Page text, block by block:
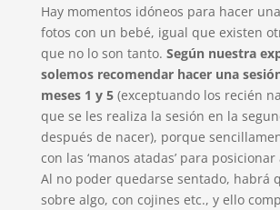
Hay momentos idóneos para hacer
fotos con un bebé, igual que existen
que no lo son tanto. Según nuestra
solemos recomendar hacer una
meses 1 y 5 (exceptuando los recién
que se les realiza la sesión en la
después de nacer), porque
con las ‘manos atadas’ para
Al no poder quedarse sentado, habrá
sobre algo, con cojines etc., y ello